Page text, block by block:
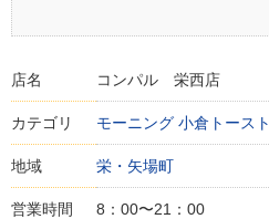
店名 コンパル 栄西店
カテゴリ モーニング 小倉トースト
地域 栄・矢場町
営業時間 8：00〜21：00